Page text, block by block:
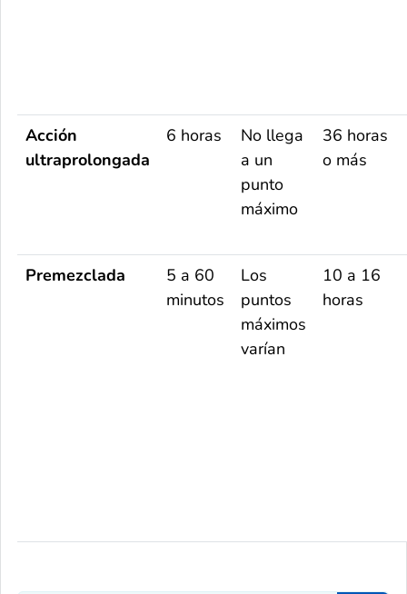
Acción
ultraprolongada
6 horas
No llega
a un
punto
máximo
36 horas
o más
Premezclada
5 a 60
minutos
Los
puntos
máximos
varían
10 a 16
horas